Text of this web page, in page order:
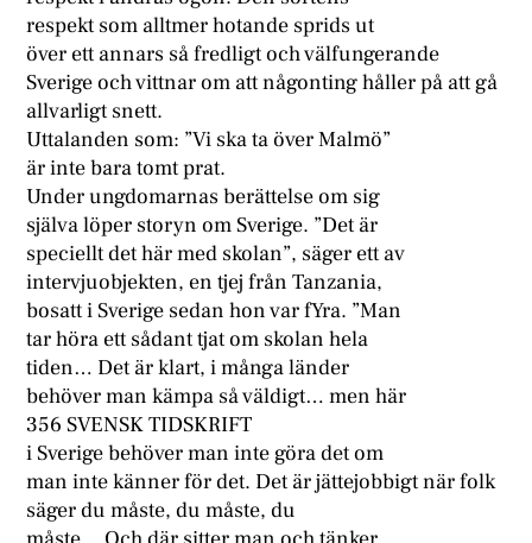
respekt som alltmer hotande sprids ut
över ett annars så fredligt och välfungerande
Sverige och vittnar om att någonting håller på att gå
allvarligt snett.
Uttalanden som: ”Vi ska ta över Malmö”
är inte bara tomt prat.
Under ungdomarnas berättelse om sig
själva löper storyn om Sverige. ”Det är
speciellt det här med skolan”, säger ett av
intervjuobjekten, en tjej från Tanzania,
bosatt i Sverige sedan hon var fYra. ”Man
tar höra ett sådant tjat om skolan hela
tiden… Det är klart, i många länder
behöver man kämpa så väldigt… men här
356 SVENSK TIDSKRIFT
i Sverige behöver man inte göra det om
man inte känner för det. Det är jättejobbigt när folk
säger du måste, du måste, du